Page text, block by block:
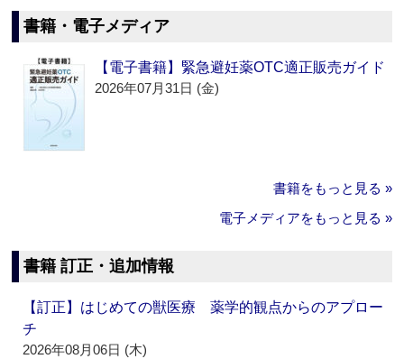
書籍・電子メディア
【電子書籍】緊急避妊薬OTC適正販売ガイド
2026年07月31日 (金)
書籍をもっと見る »
電子メディアをもっと見る »
書籍 訂正・追加情報
【訂正】はじめての獣医療 薬学的観点からのアプロー
チ
2026年08月06日 (木)